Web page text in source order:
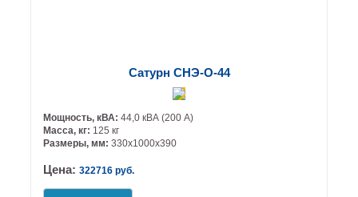
Сатурн СНЭ-О-44
Мощность, кВА: 44,0 кВА (200 А)
Масса, кг: 125 кг
Размеры, мм: 330х1000х390
Цена: 322716 руб.